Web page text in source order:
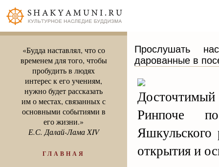
«Будда наставлял, что со
временем для того, чтобы
пробудить в людях
интерес к его учениям,
нужно будет рассказать
им о местах, связанных с
основными событиями в
его жизни.»
Е.С. Далай-Лама XIV
ГЛАВНАЯ
Прослушать
дарованные в
Ринпоче
Яшкульского
открытия и